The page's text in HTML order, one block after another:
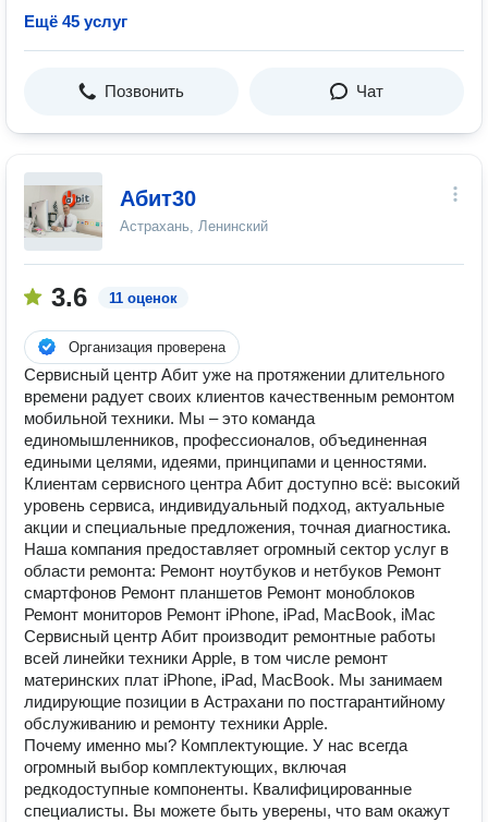
Ещё 45 услуг
Позвонить Чат
Абит30
Астрахань, Ленинский
3.6 11 оценок
Организация проверена
Сервисный центр Абит уже на протяжении длительного
времени радует своих клиентов качественным ремонтом
мобильной техники. Мы – это команда
единомышленников, профессионалов, объединенная
едиными целями, идеями, принципами и ценностями.
Клиентам сервисного центра Абит доступно всё: высокий
уровень сервиса, индивидуальный подход, актуальные
акции и специальные предложения, точная диагностика.
Наша компания предоставляет огромный сектор услуг в
области ремонта: Ремонт ноутбуков и нетбуков Ремонт
смартфонов Ремонт планшетов Ремонт моноблоков
Ремонт мониторов Ремонт iPhone, iPad, MacBook, iMac
Сервисный центр Абит производит ремонтные работы
всей линейки техники Apple, в том числе ремонт
материнских плат iPhone, iPad, MacBook. Мы занимаем
лидирующие позиции в Астрахани по постгарантийному
обслуживанию и ремонту техники Apple.
Почему именно мы? Комплектующие. У нас всегда
огромный выбор комплектующих, включая
редкодоступные компоненты. Квалифицированные
специалисты. Вы можете быть уверены, что вам окажут